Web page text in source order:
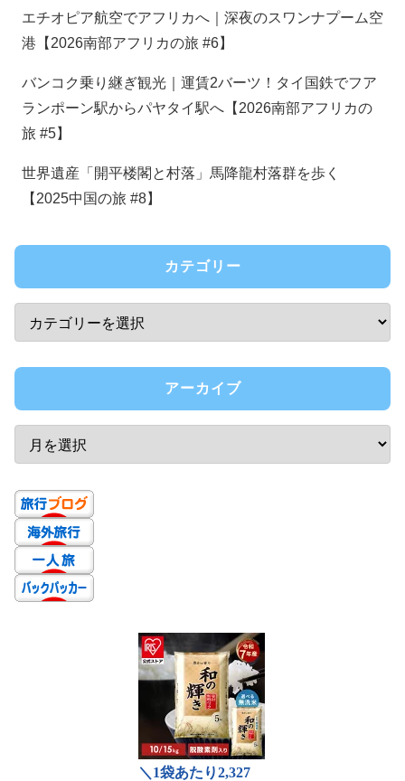
エチオピア航空でアフリカへ｜深夜のスワンナプーム空
港【2026南部アフリカの旅 #6】
バンコク乗り継ぎ観光｜運賃2バーツ！タイ国鉄でフア
ランポーン駅からパヤタイ駅へ【2026南部アフリカの
旅 #5】
世界遺産「開平楼閣と村落」馬降龍村落群を歩く
【2025中国の旅 #8】
カテゴリー
アーカイブ